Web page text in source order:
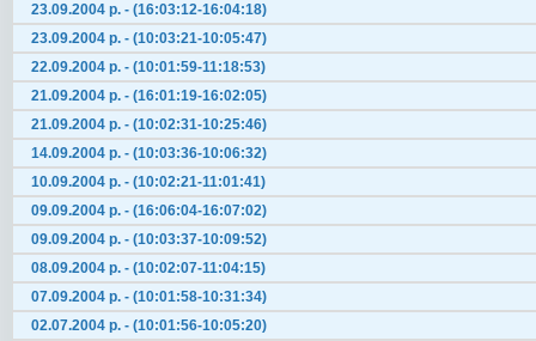
23.09.2004 р. - (16:03:12-16:04:18)
23.09.2004 р. - (10:03:21-10:05:47)
22.09.2004 р. - (10:01:59-11:18:53)
21.09.2004 р. - (16:01:19-16:02:05)
21.09.2004 р. - (10:02:31-10:25:46)
14.09.2004 р. - (10:03:36-10:06:32)
10.09.2004 р. - (10:02:21-11:01:41)
09.09.2004 р. - (16:06:04-16:07:02)
09.09.2004 р. - (10:03:37-10:09:52)
08.09.2004 р. - (10:02:07-11:04:15)
07.09.2004 р. - (10:01:58-10:31:34)
02.07.2004 р. - (10:01:56-10:05:20)